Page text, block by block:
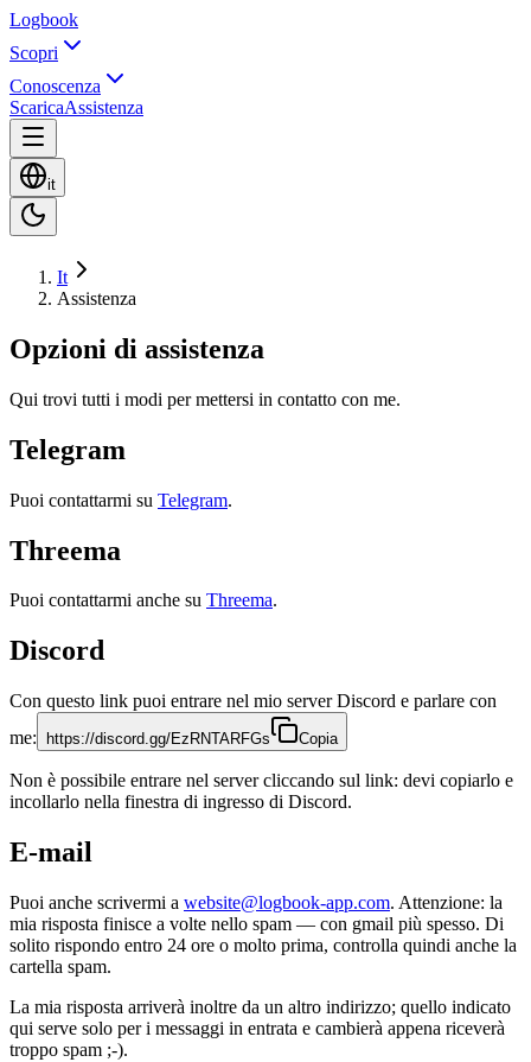
Logbook
Scopri
Conoscenza
ScaricaAssistenza
it
It
Assistenza
Opzioni di assistenza
Qui trovi tutti i modi per mettersi in contatto con me.
Telegram
Puoi contattarmi su Telegram.
Threema
Puoi contattarmi anche su Threema.
Discord
Con questo link puoi entrare nel mio server Discord e parlare con
me:
https://discord.gg/EzRNTARFGs Copia
Non è possibile entrare nel server cliccando sul link: devi copiarlo e
incollarlo nella finestra di ingresso di Discord.
E-mail
Puoi anche scrivermi a website@logbook-app.com. Attenzione: la
mia risposta finisce a volte nello spam — con gmail più spesso. Di
solito rispondo entro 24 ore o molto prima, controlla quindi anche la
cartella spam.
La mia risposta arriverà inoltre da un altro indirizzo; quello indicato
qui serve solo per i messaggi in entrata e cambierà appena riceverà
troppo spam ;-).